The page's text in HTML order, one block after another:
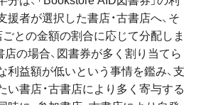
援者が選択した書店・古書店へ、そ
ごとの金額の割合に応じて分配しま
店の場合、図書券が多く割り当てら
利益額が低いという事情を鑑み、支
い書店・古書店により多く寄与する